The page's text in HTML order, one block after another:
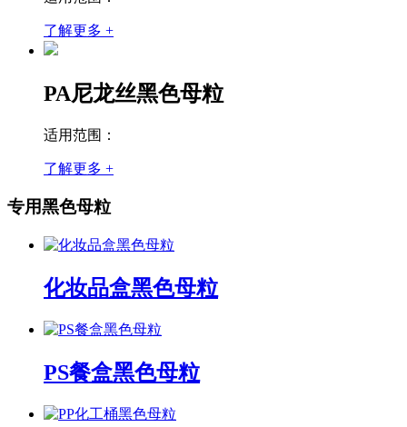
了解更多 +
PA尼龙丝黑色母粒
适用范围：
了解更多 +
专用黑色母粒
化妆品盒黑色母粒
PS餐盒黑色母粒